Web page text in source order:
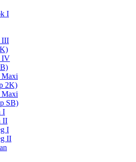
I
III
IV
Maxi
2K)
Maxi
SB)
I
II
I
II